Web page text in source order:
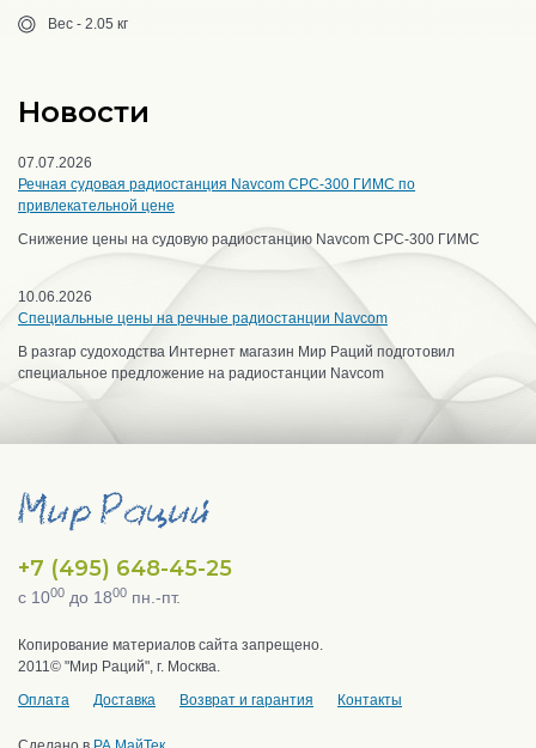
Вес - 2.05 кг
Новости
07.07.2026
Речная судовая радиостанция Navcom CPC-300 ГИМС по
привлекательной цене
Снижение цены на судовую радиостанцию Navcom CPC-300 ГИМС
10.06.2026
Специальные цены на речные радиостанции Navcom
В разгар судоходства Интернет магазин Мир Раций подготовил
специальное предложение на радиостанции Navcom
+7 (495) 648-45-25
с 1000 до 1800 пн.-пт.
Копирование материалов сайта запрещено.
2011© "Мир Раций", г. Москва.
Оплата
Доставка Возврат и гарантия Контакты